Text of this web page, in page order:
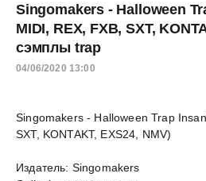
Singomakers - Halloween
MIDI, REX, FXB, SXT,
сэмплы trap
04/06/2020 13:00
Singomakers - Halloween Trap
SXT, KONTAKT, EXS24, NMV)
Издатель: Singomakers